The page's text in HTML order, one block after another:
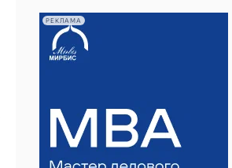
РЕКЛАМА